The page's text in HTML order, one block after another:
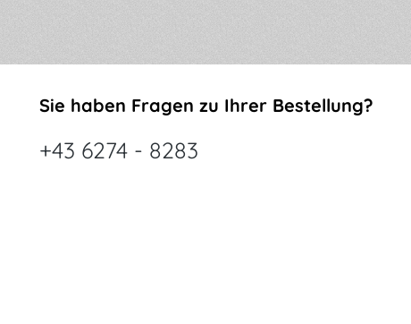
Sie haben Fragen zu Ihrer Bestellung?
+43 6274 - 8283